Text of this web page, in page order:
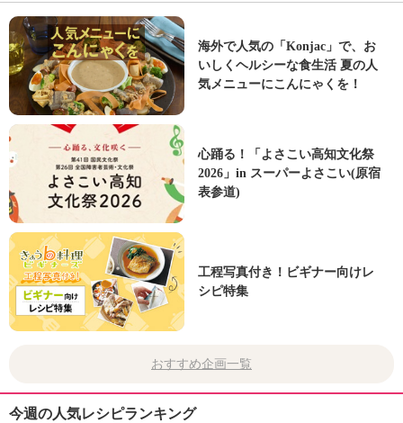
海外で人気の「Konjac」で、お
いしくヘルシーな食生活 夏の人
気メニューにこんにゃくを！
心踊る！「よさこい高知文化祭
2026」in スーパーよさこい(原宿
表参道)
工程写真付き！ビギナー向けレ
シピ特集
おすすめ企画一覧
今週の人気レシピランキング